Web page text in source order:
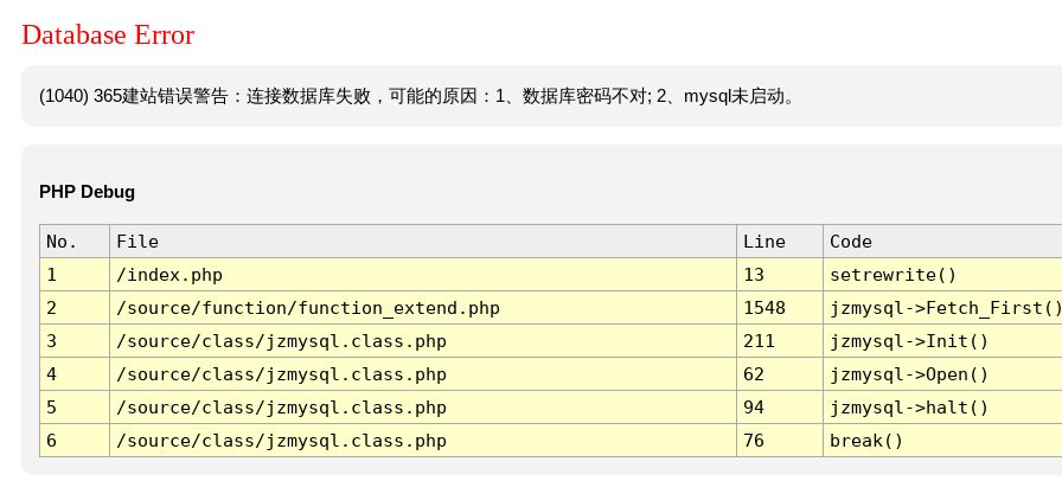
Database Error
(1040) 365建站错误警告：连接数据库失败，可能的原因：1、数据库密码不对; 2、mysql未启动。
PHP Debug
No. File Line
Code
1
/index.php 13
setrewrite()
2
/source/function/function_extend.php 1548
jzmysql-
3
/source/class/jzmysql.class.php 211
jzmysql->Init()
4
/source/class/jzmysql.class.php 62
jzmysql->Open()
5
/source/class/jzmysql.class.php 94
jzmysql->halt()
6
/source/class/jzmysql.class.php 76 break()